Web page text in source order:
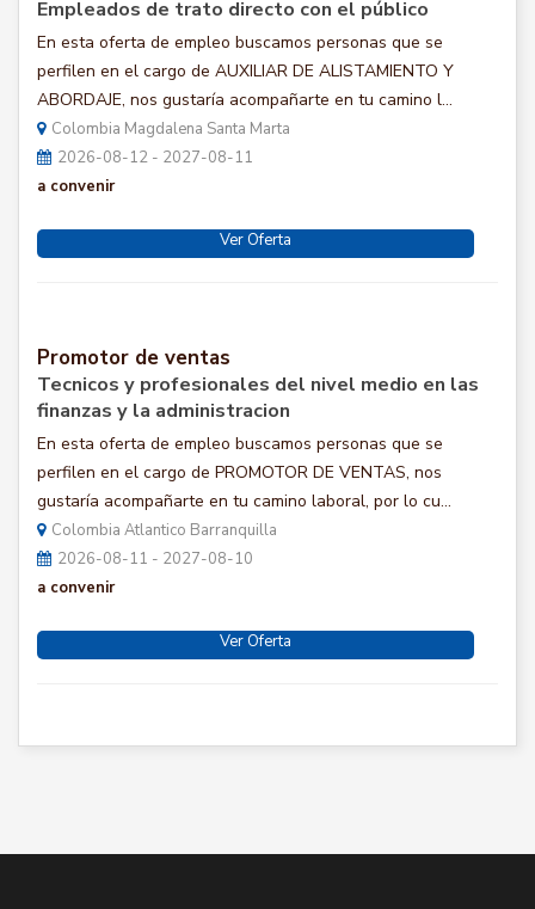
Empleados de trato directo con el público
En esta oferta de empleo buscamos personas que se
perfilen en el cargo de AUXILIAR DE ALISTAMIENTO Y
ABORDAJE, nos gustaría acompañarte en tu camino l...
Colombia Magdalena Santa Marta
2026-08-12 - 2027-08-11
a convenir
Ver Oferta
Promotor de ventas
Tecnicos y profesionales del nivel medio en las
finanzas y la administracion
En esta oferta de empleo buscamos personas que se
perfilen en el cargo de PROMOTOR DE VENTAS, nos
gustaría acompañarte en tu camino laboral, por lo cu...
Colombia Atlantico Barranquilla
2026-08-11 - 2027-08-10
a convenir
Ver Oferta